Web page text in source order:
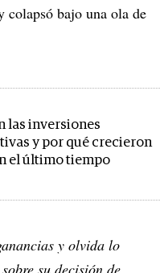
colapsó bajo una ola de
las inversiones
y por qué crecieron
el último tiempo
y olvida lo